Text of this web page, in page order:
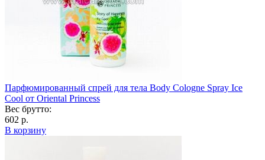
Парфюмированный спрей для тела Body Cologne Spray Ice
Cool от Oriental Princess
Вес брутто:
602 р.
В корзину